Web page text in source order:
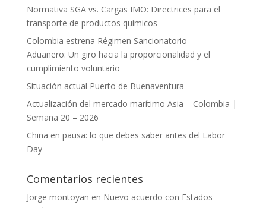
Normativa SGA vs. Cargas IMO: Directrices para el
transporte de productos químicos
Colombia estrena Régimen Sancionatorio
Aduanero: Un giro hacia la proporcionalidad y el
cumplimiento voluntario
Situación actual Puerto de Buenaventura
Actualización del mercado marítimo Asia – Colombia |
Semana 20 – 2026
China en pausa: lo que debes saber antes del Labor
Day
Comentarios recientes
Jorge montoyan en Nuevo acuerdo con Estados